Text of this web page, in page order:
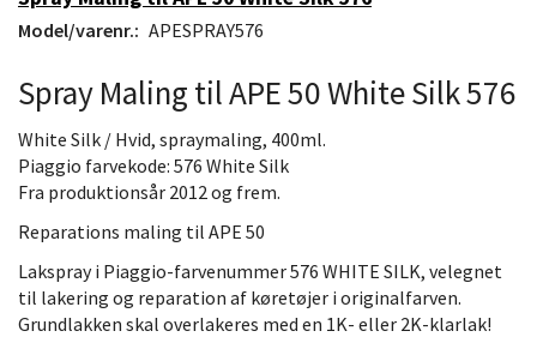
Model/varenr.: APESPRAY576
Spray Maling til APE 50 White Silk 576
White Silk / Hvid, spraymaling, 400ml.
Piaggio farvekode: 576 White Silk
Fra produktionsår 2012 og frem.
Reparations maling til APE 50
Lakspray i Piaggio-farvenummer 576 WHITE SILK, velegnet
til lakering og reparation af køretøjer i originalfarven.
Grundlakken skal overlakeres med en 1K- eller 2K-klarlak!